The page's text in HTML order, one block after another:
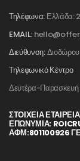
Τηλέφωνα: Ελλάδα:
EMAIL:
Διεύθυνση:
Τηλεφωνικό Κέντρο
Δευτέρα-
ΣΤΟΙΧΕΊΑ
ΕΠΩΝΥΜΙΑ:
ΑΦΜ:801100926